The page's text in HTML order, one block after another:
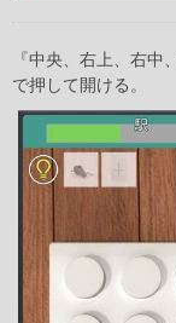
『中央、右上、右
で押して開ける。